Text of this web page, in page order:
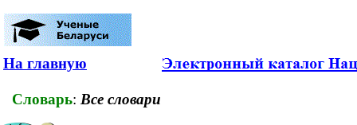
На главную
Словарь: Все словари